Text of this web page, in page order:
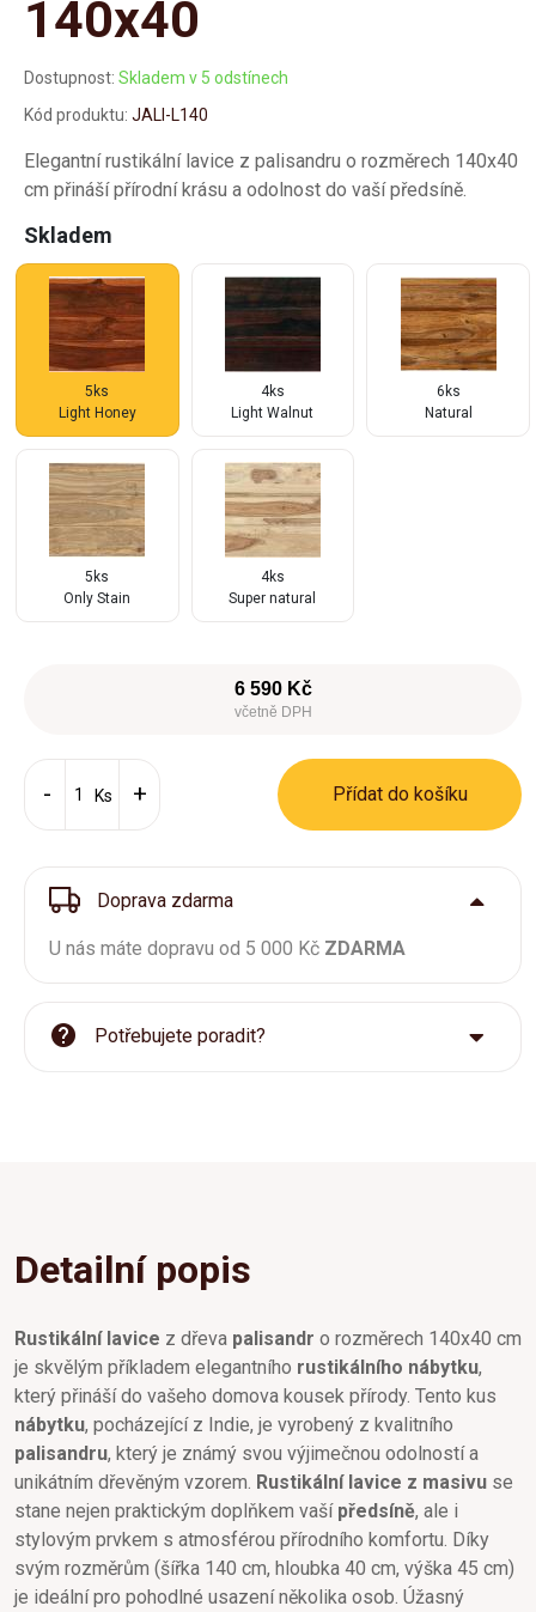
140x40
Dostupnost: Skladem v 5 odstínech
Kód produktu: JALI-L140
Elegantní rustikální lavice z palisandru o rozměrech 140x40
cm přináší přírodní krásu a odolnost do vaší předsíně.
Skladem
5ks
Light Honey
4ks
Light Walnut
6ks
Natural
5ks
Only Stain
4ks
Super natural
6 590 Kč
včetně DPH
Ks Přídat do košíku
Doprava zdarma
U nás máte dopravu od 5 000 Kč ZDARMA
Potřebujete poradit?
Detailní popis
Rustikální lavice z dřeva palisandr o rozměrech 140x40 cm
je skvělým příkladem elegantního rustikálního nábytku,
který přináší do vašeho domova kousek přírody. Tento kus
nábytku, pocházející z Indie, je vyrobený z kvalitního
palisandru, který je známý svou výjimečnou odolností a
unikátním dřevěným vzorem. Rustikální lavice z masivu se
stane nejen praktickým doplňkem vaší předsíně, ale i
stylovým prvkem s atmosférou přírodního komfortu. Díky
svým rozměrům (šířka 140 cm, hloubka 40 cm, výška 45 cm)
je ideální pro pohodlné usazení několika osob. Úžasný